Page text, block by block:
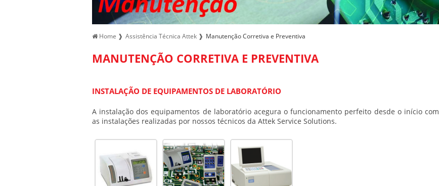
Home ❱ Assistência Técnica Attek ❱ Manutenção Corretiva e Preventiva
MANUTENÇÃO CORRETIVA E PREVENTIVA
INSTALAÇÃO DE EQUIPAMENTOS DE LABORATÓRIO
A instalação dos equipamentos de laboratório acegura o funcionamento perfeito desde o início com
as instalações realizadas por nossos técnicos da Attek Service Solutions.